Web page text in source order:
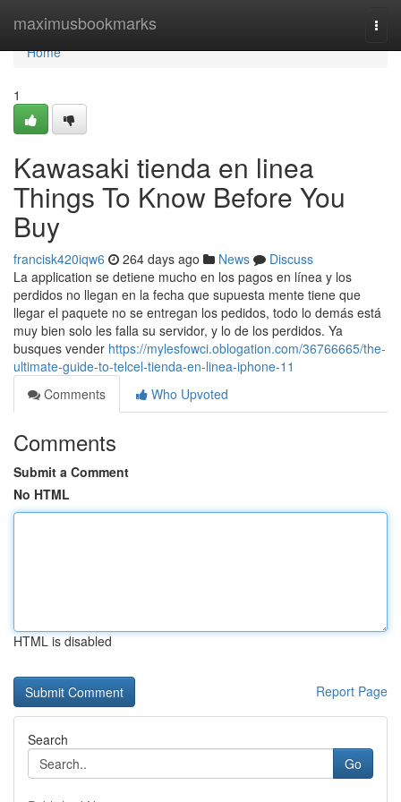
maximusbookmarks
Home
Home
1
Kawasaki tienda en linea
Things To Know Before You
Buy
francisk420iqw6 264 days ago News
Discuss
La application se detiene mucho en los pagos en línea y los
perdidos no llegan en la fecha que supuesta mente tiene que
llegar el paquete no se entregan los pedidos, todo lo demás está
muy bien solo les falla su servidor, y lo de los perdidos. Ya
busques vender https://mylesfowci.oblogation.com/36766665/the-
ultimate-guide-to-telcel-tienda-en-linea-iphone-11
Comments
Who Upvoted
Comments
Submit a Comment
No HTML
HTML is disabled
Report Page
Search
Go